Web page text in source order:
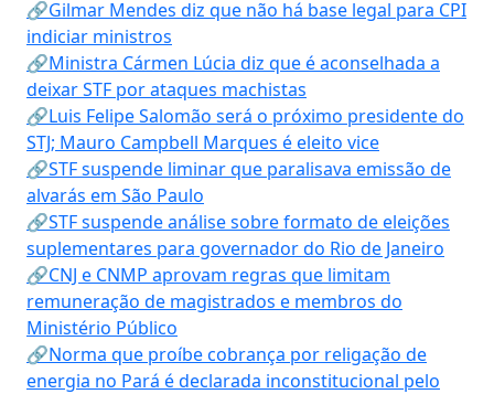
🔗Gilmar Mendes diz que não há base legal para CPI
indiciar ministros
🔗Ministra Cármen Lúcia diz que é aconselhada a
deixar STF por ataques machistas
🔗Luis Felipe Salomão será o próximo presidente do
STJ; Mauro Campbell Marques é eleito vice
🔗STF suspende liminar que paralisava emissão de
alvarás em São Paulo
🔗STF suspende análise sobre formato de eleições
suplementares para governador do Rio de Janeiro
🔗CNJ e CNMP aprovam regras que limitam
remuneração de magistrados e membros do
Ministério Público
🔗Norma que proíbe cobrança por religação de
energia no Pará é declarada inconstitucional pelo